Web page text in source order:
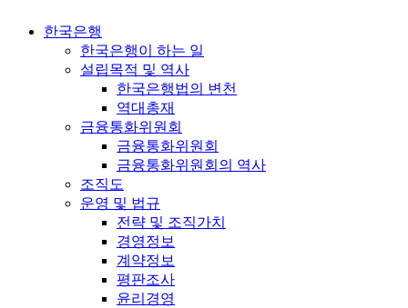
한국은행
한국은행이 하는 일
설립목적 및 역사
한국은행법의 변천
역대총재
금융통화위원회
금융통화위원회
금융통화위원회의 역사
조직도
운영 및 법규
전략 및 조직가치
경영정보
계약정보
평판조사
윤리경영